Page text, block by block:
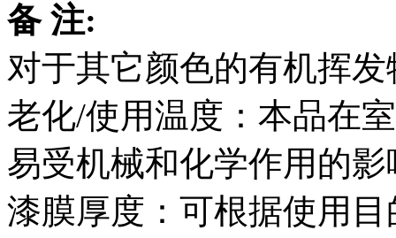
备 注:
对于其它颜色的有机挥
老化/使用温度：本品在
易受机械和化学作用的影
漆膜厚度：可根据使用